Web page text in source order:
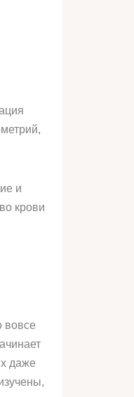
и
крови
вовсе
даже